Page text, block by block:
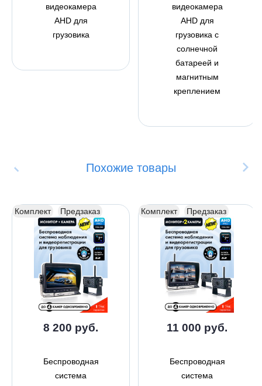
видеокамера
AHD для
грузовика
видеокамера
AHD для
грузовика с
солнечной
батареей и
магнитным
креплением
Похожие товары
Комплект Предзаказ
8 200 руб.
Беспроводная
система
Комплект Предзаказ
11 000 руб.
Беспроводная
система